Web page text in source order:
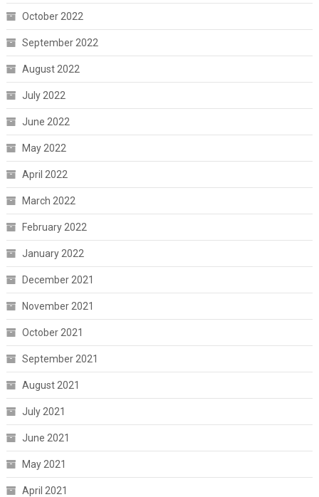
October 2022
September 2022
August 2022
July 2022
June 2022
May 2022
April 2022
March 2022
February 2022
January 2022
December 2021
November 2021
October 2021
September 2021
August 2021
July 2021
June 2021
May 2021
April 2021